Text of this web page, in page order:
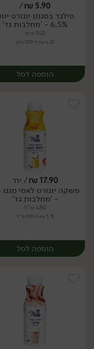
5.90
₪
/
פילגד בסגנון יוגורט
6.5% - 'מחלבות גד'
140 גרם
4.21 ₪ ל-100 גרם
הוספה לסל
17.90
₪/ יח׳
- 'מחלבות גד'
480 מ"ל
3.73 ₪ ל-100 מ"ל
הוספה לסל